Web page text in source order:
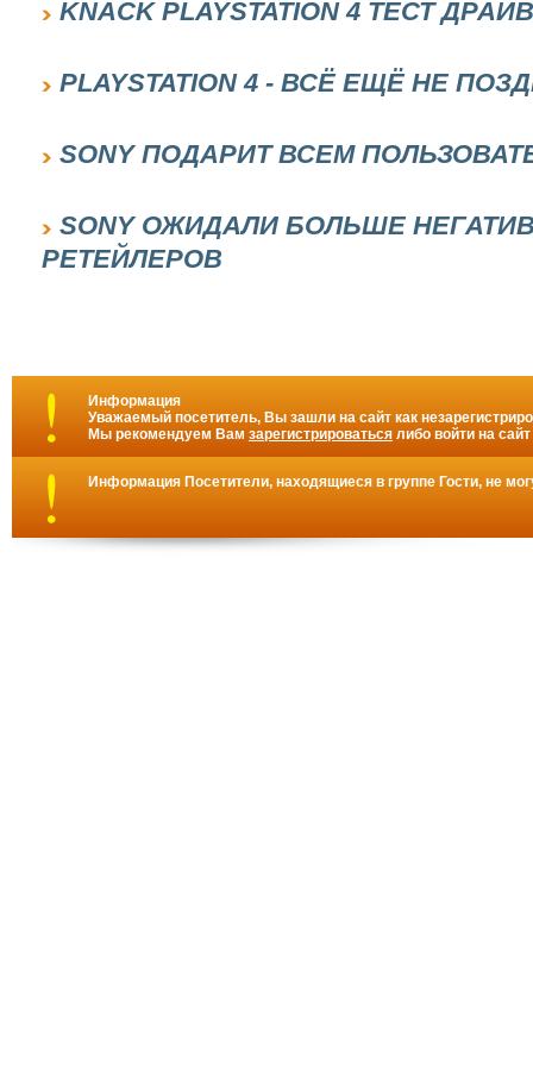
KNACK PLAYSTATION 4 ТЕСТ ДРАЙВ
PLAYSTATION 4 - ВСЁ ЕЩЁ НЕ
SONY ПОДАРИТ ВСЕМ
SONY ОЖИДАЛИ БОЛЬШЕ
РЕТЕЙЛЕРОВ
Информация
Уважаемый посетитель, Вы зашли на сайт как
Мы рекомендуем Вам зарегистрироваться либо войти на
Информация Посетители, находящиеся в группе Гости, не